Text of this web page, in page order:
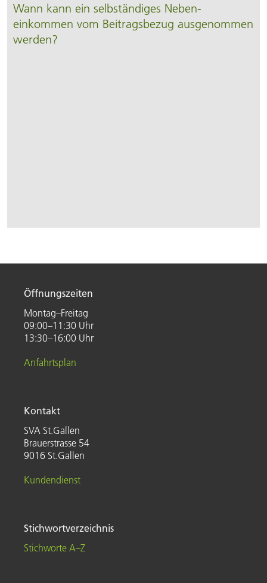
Wann kann ein selbständiges Neben­
einkommen vom Beitrags­bezug aus­genommen
werden?
Öffnungszeiten
Montag–Freitag
09:00–11:30 Uhr
13:30–16:00 Uhr
Anfahrtsplan
Kontakt
SVA St.Gallen
Brauerstrasse 54
9016 St.Gallen
Kundendienst
Stichwortverzeichnis
Stichworte A–Z